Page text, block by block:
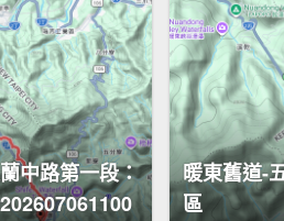
中路第一段：
暖東舊道-
區